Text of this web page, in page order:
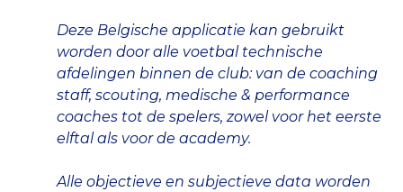
Deze Belgische applicatie kan gebruikt
worden door alle voetbal technische
afdelingen binnen de club: van de coaching
staff, scouting, medische & performance
coaches tot de spelers, zowel voor het eerste
elftal als voor de academy.
Alle objectieve en subjectieve data worden